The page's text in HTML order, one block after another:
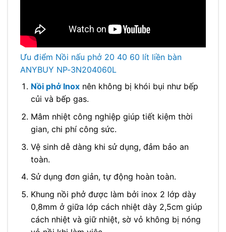
Ưu điểm Nồi nấu phở 20 40 60 lít liền bàn
ANYBUY NP-3N204060L
Nồi phở Inoxnên không bị khói bụi như bếp
củi và bếp gas.
Mâm nhiệt công nghiệp giúp tiết kiệm thời
gian, chi phí công sức.
Vệ sinh dễ dàng khi sử dụng, đảm bảo an
toàn.
Sử dụng đơn giản, tự động hoàn toàn.
Khung nồi phở được làm bởi inox 2 lớp dày
0,8mm ở giữa lớp cách nhiệt dày 2,5cm giúp
cách nhiệt và giữ nhiệt, sờ vỏ không bị nóng